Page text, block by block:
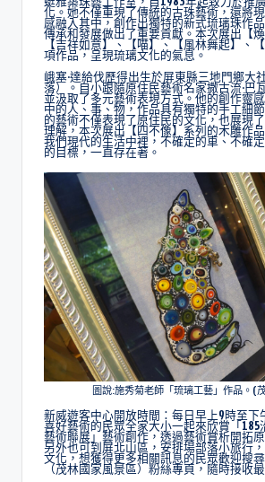
化。她不僅重現了傳統的古珠藝術，還將
感融入其中，創作出獨特的新式琉璃珠作
傳承和發展做出了重要貢獻。本次展出【
【吉祥如意】、【喵】、【風林舞起】、
項作品，呈現琉璃文化的氣息。
峨塞·達給伐歷得出生於屏東縣三地門鄉大
落）。自小跟隨原住民藝術名家撒古流·巴
並汲取了多元藝術表現方式。他的創作靈
中的人、事、物，作品具有獨特的手工細
的藝術不僅表現了原住民的文化，也展現
理解，本次展出【四不像】系列的木雕作
我們現代的生活中裡，不確定的車、不確
的目標，一直存在著。
圖說:施秀菊老師「琉璃工藝」作品。(
新威遊客中心開放時間：每日早上9時至下
喜好藝術的民眾全家大小一起來欣賞「185
藝術聯展」藝術創作，透過藝術賞析開拓
另外也可到屏北山區，安排場部落小旅行
文化，想獲得更多相關訊息的民眾歡迎搜尋
（茂林國家風景區）粉絲專頁，隨時接收